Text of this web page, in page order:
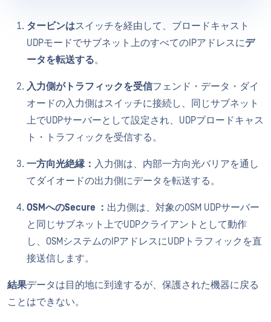
タービンはスイッチを経由して、ブロードキャスト
UDPモードでサブネット上のすべてのIPアドレスにデ
ータを転送する。
入力側がトラフィックを受信フェンド・データ・ダイ
オードの入力側はスイッチに接続し、同じサブネット
上でUDPサーバーとして設定され、UDPブロードキャス
ト・トラフィックを受信する。
一方向光絶縁： 入力側は、内部一方向光バリアを通し
てダイオードの出力側にデータを転送する。
OSMへのSecure ： 出力側は、対象のOSM UDPサーバー
と同じサブネット上でUDPクライアントとして動作
し、OSMシステムのIPアドレスにUDPトラフィックを直
接送信します。
結果データは目的地に到達するが、保護された機器に戻る
ことはできない。